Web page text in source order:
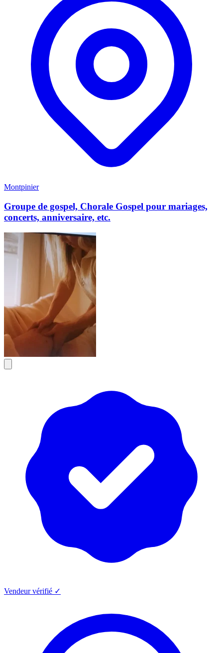
Montpinier
Groupe de gospel, Chorale Gospel pour mariages,
concerts, anniversaire, etc.
Vendeur vérifié ✓